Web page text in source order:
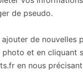
de pseudo.
ajouter de
et en cliquant
en nous